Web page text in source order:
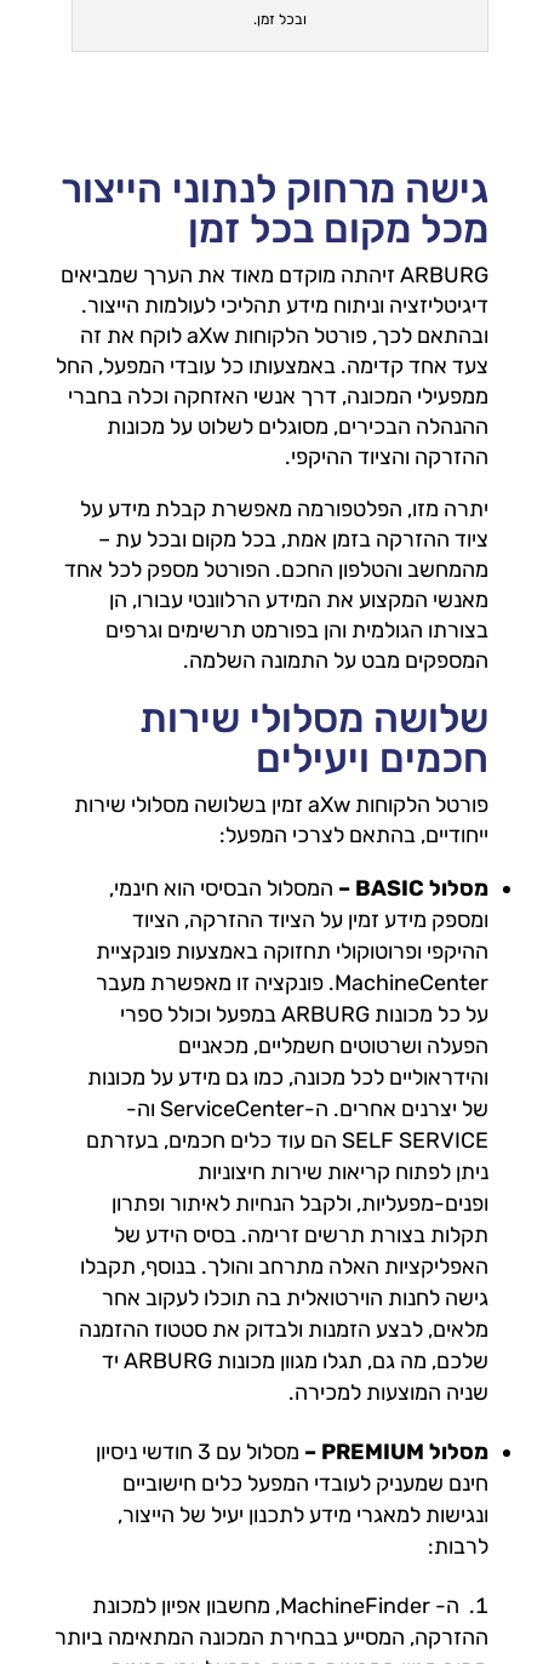
ובכל זמן.
גישה מרחוק לנתוני הייצור
מכל מקום בכל זמן
ARBURG זיהתה מוקדם מאוד את הערך שמביאים
דיגיטליזציה וניתוח מידע תהליכי לעולמות הייצור.
ובהתאם לכך, פורטל הלקוחות aXw לוקח את זה
צעד אחד קדימה. באמצעותו כל עובדי המפעל, החל
ממפעילי המכונה, דרך אנשי האזחקה וכלה בחברי
ההנהלה הבכירים, מסוגלים לשלוט על מכונות
ההזרקה והציוד ההיקפי.
יתרה מזו, הפלטפורמה מאפשרת קבלת מידע על
ציוד ההזרקה בזמן אמת, בכל מקום ובכל עת –
מהמחשב והטלפון החכם. הפורטל מספק לכל אחד
מאנשי המקצוע את המידע הרלוונטי עבורו, הן
בצורתו הגולמית והן בפורמט תרשימים וגרפים
המספקים מבט על התמונה השלמה.
שלושה מסלולי שירות
חכמים ויעילים
פורטל הלקוחות aXw זמין בשלושה מסלולי שירות
ייחודיים, בהתאם לצרכי המפעל:
מסלול BASIC –
המסלול הבסיסי הוא חינמי,
ומספק מידע זמין על הציוד ההזרקה, הציוד
ההיקפי ופרוטוקולי תחזוקה באמצעות פונקציית
MachineCenter. פונקציה זו מאפשרת מעבר
על כל מכונות ARBURG במפעל וכולל ספרי
הפעלה ושרטוטים חשמליים, מכאניים
והידראוליים לכל מכונה, כמו גם מידע על מכונות
של יצרנים אחרים. ה-ServiceCenter וה-
SELF SERVICE הם עוד כלים חכמים, בעזרתם
ניתן לפתוח קריאות שירות חיצוניות
ופנים-מפעליות, ולקבל הנחיות לאיתור ופתרון
תקלות בצורת תרשים זרימה. בסיס הידע של
האפליקציות האלה מתרחב והולך. בנוסף, תקבלו
גישה לחנות הוירטואלית בה תוכלו לעקוב אחר
מלאים, לבצע הזמנות ולבדוק את סטטוז ההזמנה
שלכם, מה גם, תגלו מגוון מכונות ARBURG יד
שניה המוצעות למכירה.
מסלול PREMIUM –
מסלול עם 3 חודשי ניסיון
חינם שמעניק לעובדי המפעל כלים חישוביים
ונגישות למאגרי מידע לתכנון יעיל של הייצור,
לרבות:
ה- MachineFinder, מחשבון אפיון למכונת
ההזרקה, המסייע בבחירת המכונה המתאימה ביותר